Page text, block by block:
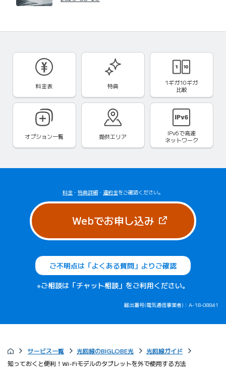
料金表 特典
1ギガ10ギガ
比較
オプション一覧 提供エリア IPv6で高速
ネットワーク
料金 ・ 特典詳細 ・ 違約金をご確認ください。
Webでお申し込み（新しいタブ
ご不明点は「よくある質問」よりご確認
※ご相談は「チャット相談」をご利用ください。
届出番号(電気通信事業者)：A-18-08841
サービス一覧 光回線のBIGLOBE光
光回線ガイド
知っておくと便利！Wi-Fiモデルのタブレットを外で使用する方法